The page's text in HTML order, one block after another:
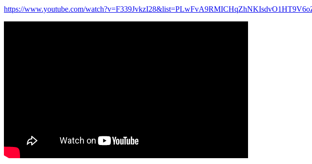
https://www.youtube.com/